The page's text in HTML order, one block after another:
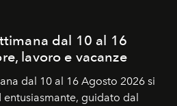
dal 10 al 16
lavoro e vacanze
dal 10 al 16 Agosto 2026 si
guidato dal